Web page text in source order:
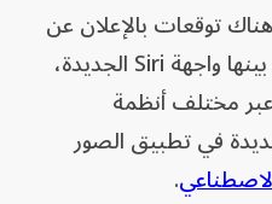
توقعات بالإعلان عن
60 ميزة وتحديثاً جديداً، من بينها واجهة Siri الجديدة،
عبر مختلف أنظمة
في تطبيق الصور
.